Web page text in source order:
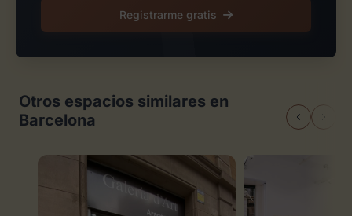
Registrarme gratis
Otros espacios similares en
Barcelona